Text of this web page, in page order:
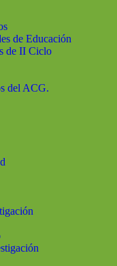
de Educación
de II Ciclo
del ACG.